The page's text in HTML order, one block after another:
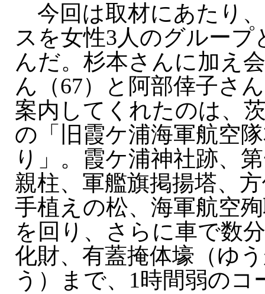
今回は取材にあたり
スを女性3人のグループ
んだ。杉本さんに加え
ん（67）と阿部倖子さ
案内してくれたのは、
の「旧霞ケ浦海軍航空
り」。霞ケ浦神社跡、
親柱、軍艦旗掲揚塔、
手植えの松、海軍航空
を回り、さらに車で数
化財、有蓋掩体壕（ゆ
う）まで、1時間弱のコ